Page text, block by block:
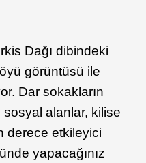
Dağı dibindeki
görüntüsü ile
Dar sokakların
sosyal alanlar, kilise
derece etkileyici
yapacağınız